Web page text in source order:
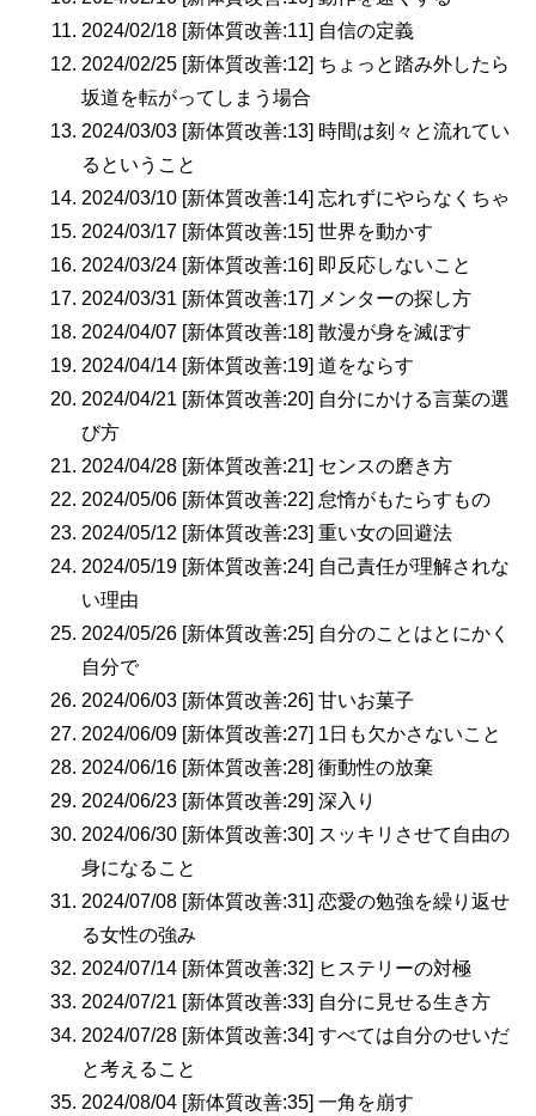
2024/02/18 [新体質改善:11] 自信の定義
2024/02/25 [新体質改善:12] ちょっと踏み外したら
坂道を転がってしまう場合
2024/03/03 [新体質改善:13] 時間は刻々と流れてい
るということ
2024/03/10 [新体質改善:14] 忘れずにやらなくちゃ
2024/03/17 [新体質改善:15] 世界を動かす
2024/03/24 [新体質改善:16] 即反応しないこと
2024/03/31 [新体質改善:17] メンターの探し方
2024/04/07 [新体質改善:18] 散漫が身を滅ぼす
2024/04/14 [新体質改善:19] 道をならす
2024/04/21 [新体質改善:20] 自分にかける言葉の選
び方
2024/04/28 [新体質改善:21] センスの磨き方
2024/05/06 [新体質改善:22] 怠惰がもたらすもの
2024/05/12 [新体質改善:23] 重い女の回避法
2024/05/19 [新体質改善:24] 自己責任が理解されな
い理由
2024/05/26 [新体質改善:25] 自分のことはとにかく
自分で
2024/06/03 [新体質改善:26] 甘いお菓子
2024/06/09 [新体質改善:27] 1日も欠かさないこと
2024/06/16 [新体質改善:28] 衝動性の放棄
2024/06/23 [新体質改善:29] 深入り
2024/06/30 [新体質改善:30] スッキリさせて自由の
身になること
2024/07/08 [新体質改善:31] 恋愛の勉強を繰り返せ
る女性の強み
2024/07/14 [新体質改善:32] ヒステリーの対極
2024/07/21 [新体質改善:33] 自分に見せる生き方
2024/07/28 [新体質改善:34] すべては自分のせいだ
と考えること
2024/08/04 [新体質改善:35] 一角を崩す